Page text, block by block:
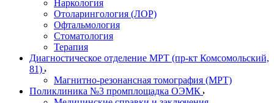
Наркология
Отоларингология (ЛОР)
Офтальмология
Стоматология
Терапия
Диагностическое отделение МРТ (пр-кт Комсомольский,
81)
Магнитно-резонансная томография (МРТ)
Поликлиника №3 промплощадка ОЭМК